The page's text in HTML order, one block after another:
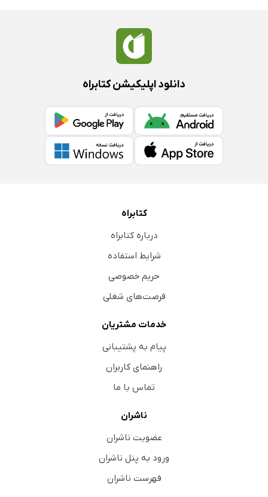
دانلود اپلیکیشن کتابراه
کتابراه
درباره کتابراه
شرایط استفاده
حریم خصوصی
فرصت‌های شغلی
خدمات مشتریان
پیام به پشتیبانی
راهنمای کاربران
تماس با ما
ناشران
عضویت ناشران
ورود به پنل ناشران
فهرست ناشران